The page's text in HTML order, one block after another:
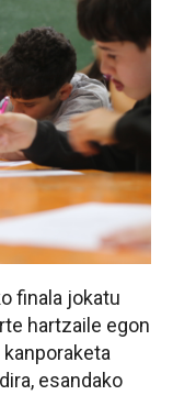
finala jokatu
hartzaile egon
esandako